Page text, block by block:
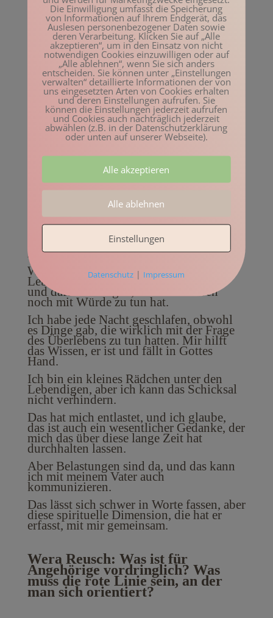
In manchen Phasen ist es leichter, sich
zurückzuziehen, in manchen Phasen
schwerer.
Wenn es meinem Vater schlecht ging, war
es mir nicht immer möglich, mich
zurückzuziehen, aber man muss
irgendwann den Punkt finden, auch für
sich selbst zu sorgen.
Wera Reusch: Wie kann man mit
Verantwortungs- und
Für mich war wesentlich, dass ich das
Schicksal meines Vaters nicht verändern
Von Anfang an waren mein Leitgedanke
und auch meine emotionale Haltung, dass
ich nicht eingreifen kann, um dieses Los
zu beeinflussen.
Was ich beeinflussen kann, ist die
Lebensqualität, die er im Moment hat,
und dafür zu sorgen, dass sein Leben
noch mit Würde zu tun hat.
Ich habe jede Nacht geschlafen, obwohl
es Dinge gab, die wirklich mit der Frage
des Überlebens zu tun hatten. Mir hilft
das Wissen, er ist und fällt in Gottes
Hand.
Ich bin ein kleines Rädchen unter den
Lebendigen, aber ich kann das Schicksal
nicht verhindern.
Das hat mich entlastet, und ich glaube,
das ist auch ein wesentlicher Gedanke, der
mich das über diese lange Zeit hat
durchhalten lassen.
Aber Belastungen sind da, und das kann
ich mit meinem Vater auch
kommunizieren.
Das lässt sich schwer in Worte fassen, aber
diese spirituelle Dimension, die hat er
erfasst, mit mir gemeinsam.
Wera Reusch: Was ist für
Angehörige vordringlich? Was
muss die rote Linie sein, an der
man sich orientiert?
Die Einwilligung umfasst die Speicherung
von Informationen auf Ihrem Endgerät, das
Auslesen personenbezogener Daten sowie
deren Verarbeitung. Klicken Sie auf „Alle
akzeptieren“, um in den Einsatz von nicht
notwendigen Cookies einzuwilligen oder auf
„Alle ablehnen“, wenn Sie sich anders
entscheiden. Sie können unter „Einstellungen
verwalten“ detaillierte Informationen der von
uns eingesetzten Arten von Cookies erhalten
und deren Einstellungen aufrufen. Sie
können die Einstellungen jederzeit aufrufen
und Cookies auch nachträglich jederzeit
abwählen (z.B. in der Datenschutzerklärung
oder unten auf unserer Webseite).
Alle akzeptieren
Alle ablehnen
Einstellungen
Datenschutz | Impressum